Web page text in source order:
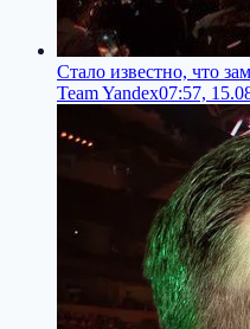
Стало известно, что
Team Yandex07:57,